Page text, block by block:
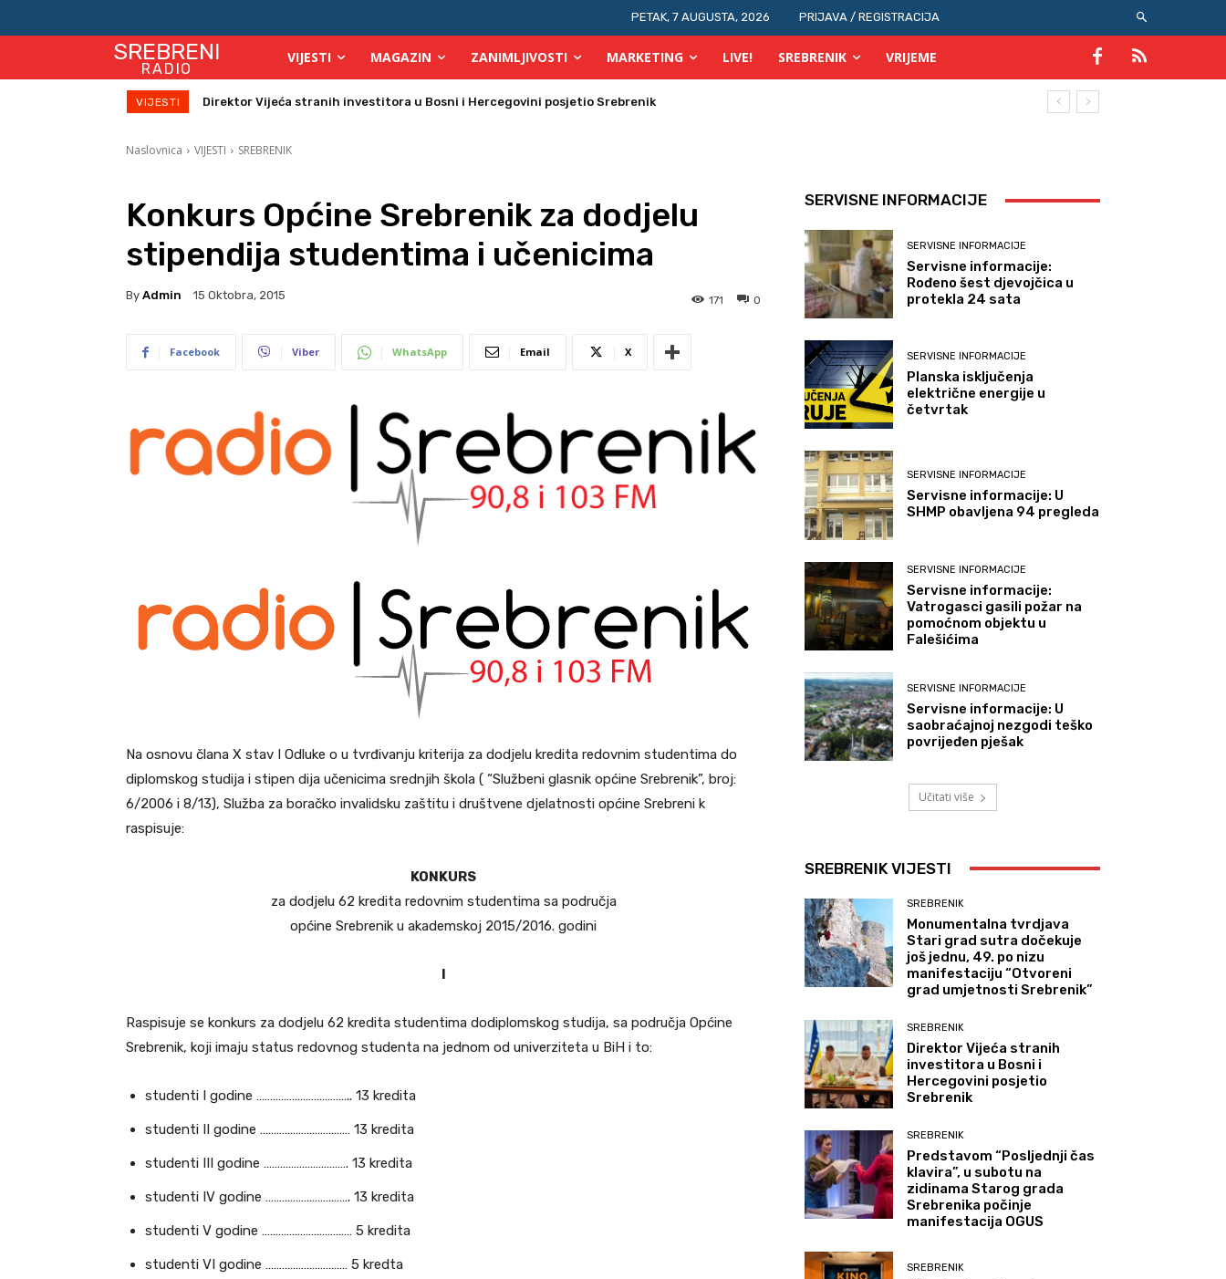
PETAK, 7 AUGUSTA, 2026 PRIJAVA / REGISTRACIJA
SREBRENI
RADIO
VIJESTI MAGAZIN ZANIMLJIVOSTI MARKETING LIVE! SREBRENIK VRIJEME
VIJESTI Direktor Vijeća stranih investitora u Bosni i Hercegovini posjetio Srebrenik
Zbog velikih vrućina povećan broj požara u TK
Naslovnica VIJESTI SREBRENIK
Konkurs Općine Srebrenik za dodjelu
stipendija studentima i učenicima
By Admin 15 Oktobra, 2015 0
171
Facebook Viber WhatsApp Email X
Na osnovu člana X stav I Odluke o u tvrđivanju kriterija za dodjelu kredita redovnim studentima do
diplomskog studija i stipen dija učenicima srednjih škola ( “Službeni glasnik općine Srebrenik”, broj:
6/2006 i 8/13), Služba za boračko invalidsku zaštitu i društvene djelatnosti općine Srebreni k
raspisuje:
KONKURS
za dodjelu 62 kredita redovnim studentima sa područja
općine Srebrenik u akademskoj 2015/2016. godini
I
Raspisuje se konkurs za dodjelu 62 kredita studentima dodiplomskog studija, sa područja Općine
Srebrenik, koji imaju status redovnog studenta na jednom od univerziteta u BiH i to:
studenti I godine …………………………….. 13 kredita
studenti II godine …………………………… 13 kredita
studenti III godine …………………………. 13 kredita
studenti IV godine …………………………. 13 kredita
studenti V godine …………………………… 5 kredita
studenti VI godine ………………………… 5 kredta
SERVISNE INFORMACIJE
SERVISNE INFORMACIJE
Servisne informacije:
Rođeno šest djevojčica u
protekla 24 sata
SERVISNE INFORMACIJE
Planska isključenja
električne energije u
četvrtak
SERVISNE INFORMACIJE
Servisne informacije: U
SHMP obavljena 94 pregleda
SERVISNE INFORMACIJE
Servisne informacije:
Vatrogasci gasili požar na
pomoćnom objektu u
Falešićima
SERVISNE INFORMACIJE
Servisne informacije: U
saobraćajnoj nezgodi teško
povrijeđen pješak
Učitati više
SREBRENIK VIJESTI
SREBRENIK
Monumentalna tvrdjava
Stari grad sutra dočekuje
još jednu, 49. po nizu
manifestaciju “Otvoreni
grad umjetnosti Srebrenik”
SREBRENIK
Direktor Vijeća stranih
investitora u Bosni i
Hercegovini posjetio
Srebrenik
SREBRENIK
Predstavom “Posljednji čas
klavira”, u subotu na
zidinama Starog grada
Srebrenika počinje
manifestacija OGUS
SREBRENIK